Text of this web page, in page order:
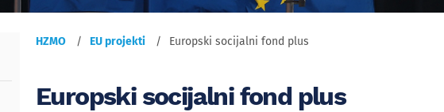
HZMO EU projekti Europski socijalni fond plus
Europski socijalni fond plus